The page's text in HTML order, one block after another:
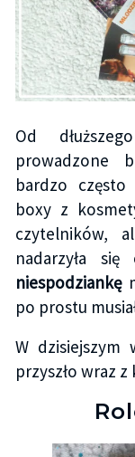
Od
prowadzone
bardzo często
boxy z
czytelników,
nadarzyła
niespodziankę
po prostu
W dzisiejszym
przyszło wraz